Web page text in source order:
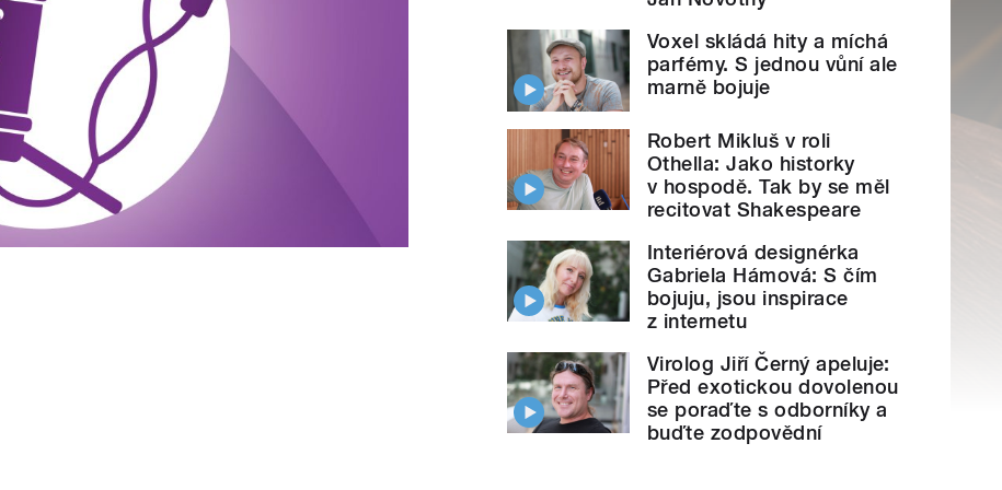
Voxel skládá hity a míchá
parfémy. S jednou vůní ale
marně bojuje
Robert Mikluš v roli
Othella: Jako historky
v hospodě. Tak by se měl
recitovat Shakespeare
Interiérová designérka
Gabriela Hámová: S čím
bojuju, jsou inspirace
z internetu
Virolog Jiří Černý apeluje:
Před exotickou dovolenou
se poraďte s odborníky a
buďte zodpovědní